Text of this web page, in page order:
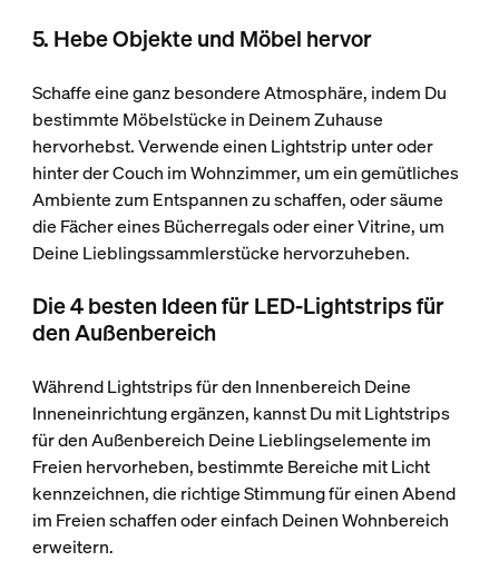
5. Hebe Objekte und Möbel hervor
Schaffe eine ganz besondere Atmosphäre, indem Du
bestimmte Möbelstücke in Deinem Zuhause
hervorhebst. Verwende einen Lightstrip unter oder
hinter der Couch im Wohnzimmer, um ein gemütliches
Ambiente zum Entspannen zu schaffen, oder säume
die Fächer eines Bücherregals oder einer Vitrine, um
Deine Lieblingssammlerstücke hervorzuheben.
Die 4 besten Ideen für LED-Lightstrips für
den Außenbereich
Während Lightstrips für den Innenbereich Deine
Inneneinrichtung ergänzen, kannst Du mit Lightstrips
für den Außenbereich Deine Lieblingselemente im
Freien hervorheben, bestimmte Bereiche mit Licht
kennzeichnen, die richtige Stimmung für einen Abend
im Freien schaffen oder einfach Deinen Wohnbereich
erweitern.